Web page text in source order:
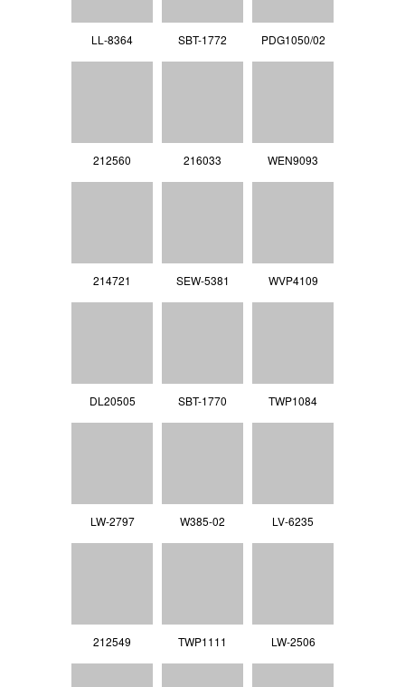
LL‐8364 SBT-1772 PDG1050/02
212560 216033 WEN9093
214721 SEW-5381 WVP4109
DL20505 SBT-1770 TWP1084
LW-2797 W385-02 LV‐6235
212549 TWP1111 LW-2506